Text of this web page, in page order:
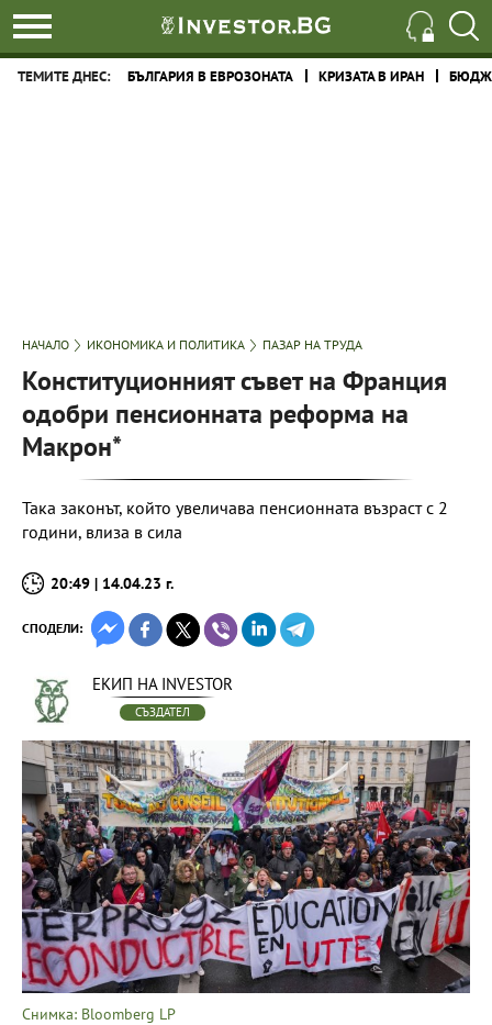
ТЕМИТЕ ДНЕС: БЪЛГАРИЯ В ЕВРОЗОНАТА КРИЗАТА В ИРАН
НАЧАЛО ИКОНОМИКА И ПОЛИТИКА ПАЗАР НА ТРУДА
Конституционният съвет на Франция
одобри пенсионната реформа на
Макрон*
Така законът, който увеличава пенсионната възраст с 2
години, влиза в сила
20:49 | 14.04.23 г.
СПОДЕЛИ:
ЕКИП НА INVESTOR
СЪЗДАТЕЛ
Снимка: Bloomberg LP